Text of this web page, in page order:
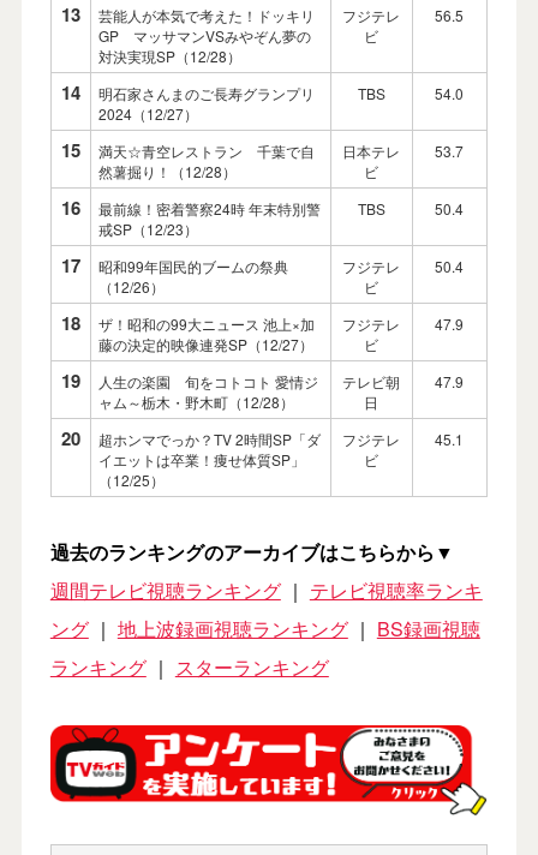
13
芸能人が本気で考えた！ドッキリ
GP マッサマンVSみやぞん夢の
対決実現SP（12/28）
フジテレ
ビ
56.5
14
明石家さんまのご長寿グランプリ
2024（12/27）
TBS 54.0
15
満天☆青空レストラン 千葉で自
然薯掘り！（12/28）
日本テレ
ビ
53.7
16
最前線！密着警察24時 年末特別警
戒SP（12/23）
TBS 50.4
17
昭和99年国民的ブームの祭典
（12/26）
フジテレ
ビ
50.4
18
ザ！昭和の99大ニュース 池上×加
藤の決定的映像連発SP（12/27）
フジテレ
ビ
47.9
19
人生の楽園 旬をコトコト 愛情ジ
ャム～栃木・野木町（12/28）
テレビ朝
日
47.9
20
超ホンマでっか？TV 2時間SP「ダ
イエットは卒業！痩せ体質SP」
（12/25）
フジテレ
ビ
45.1
過去のランキングのアーカイブはこちらから▼
週間テレビ視聴ランキング｜ テレビ視聴率ランキ
ング｜ 地上波録画視聴ランキング｜ BS録画視聴
ランキング｜ スターランキング